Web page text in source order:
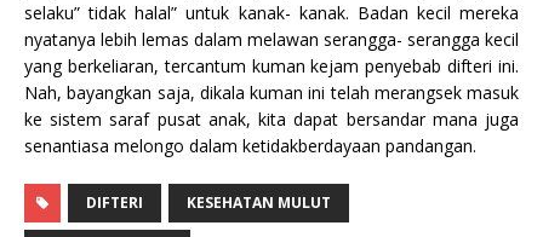
selaku” tidak halal” untuk kanak- kanak. Badan kecil mereka
nyatanya lebih lemas dalam melawan serangga- serangga kecil
yang berkeliaran, tercantum kuman kejam penyebab difteri ini.
Nah, bayangkan saja, dikala kuman ini telah merangsek masuk
ke sistem saraf pusat anak, kita dapat bersandar mana juga
senantiasa melongo dalam ketidakberdayaan pandangan.
DIFTERI KESEHATAN MULUT